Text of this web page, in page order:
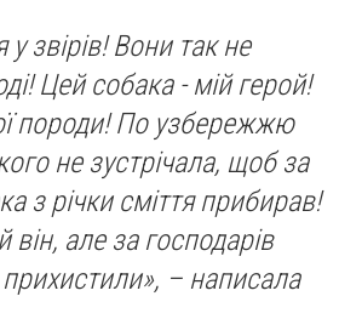
звірів! Вони так не
Цей собака - мій герой!
породи! По узбережжю
не зустрічала, щоб за
з річки сміття прибирав!
він, але за господарів
– написала